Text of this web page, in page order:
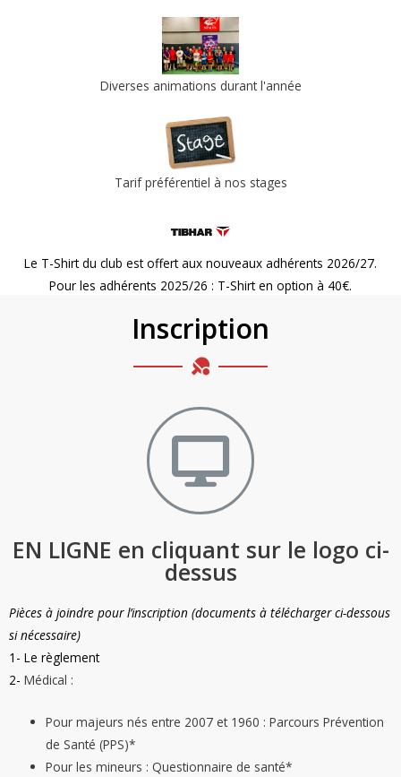
Diverses animations durant l'année
Tarif préférentiel à nos stages
Le T-Shirt du club est offert aux nouveaux adhérents 2026/27.
Pour les adhérents 2025/26 : T-Shirt en option à 40€.
Inscription
EN LIGNE en cliquant sur le logo ci-
dessus
Pièces à joindre pour l’inscription (documents à télécharger ci-dessous
si nécessaire)
1- Le règlement
2- Médical :
Pour majeurs nés entre 2007 et 1960 : Parcours Prévention
de Santé (PPS)*
Pour les mineurs : Questionnaire de santé*